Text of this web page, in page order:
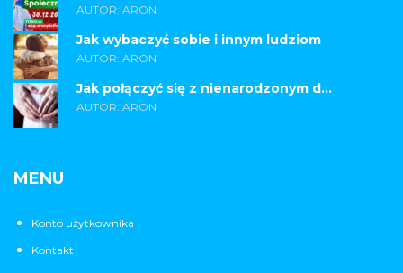
AUTOR: ARON
Jak wybaczyć sobie i innym ludziom
AUTOR: ARON
Jak połączyć się z nienarodzonym d...
AUTOR: ARON
MENU
Konto użytkownika
Kontakt